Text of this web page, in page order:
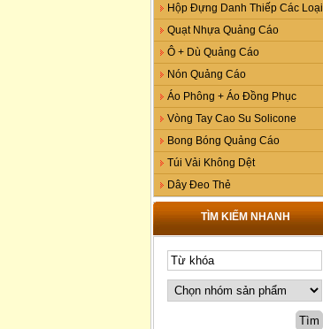
Hộp Đựng Danh Thiếp Các Loại
Quạt Nhựa Quảng Cáo
Ô + Dù Quảng Cáo
Nón Quảng Cáo
Áo Phông + Áo Đồng Phục
Vòng Tay Cao Su Solicone
Bong Bóng Quảng Cáo
Túi Vải Không Dệt
Dây Đeo Thẻ
TÌM KIẾM NHANH